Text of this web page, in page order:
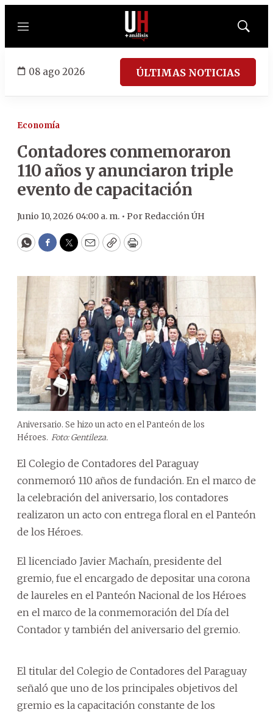
Menú
Mostrar
08 ago 2026 ÚLTIMAS NOTICIAS
Economía
Contadores conmemoraron
110 años y anunciaron triple
evento de capacitación
Junio 10, 2026 04:00 a. m. • Por Redacción ÚH
WhatsApp
Facebook
Twitter
EmailCopyPrint
Aniversario. Se hizo un acto en el Panteón de los
Héroes. Foto: Gentileza.
El Colegio de Contadores del Paraguay
conmemoró 110 años de fundación. En el marco de
la celebración del aniversario, los contadores
realizaron un acto con entrega floral en el Panteón
de los Héroes.
El licenciado Javier Machaín, presidente del
gremio, fue el encargado de depositar una corona
de laureles en el Panteón Nacional de los Héroes
en el marco de la conmemoración del Día del
Contador y también del aniversario del gremio.
El titular del Colegio de Contadores del Paraguay
señaló que uno de los principales objetivos del
gremio es la capacitación constante de los